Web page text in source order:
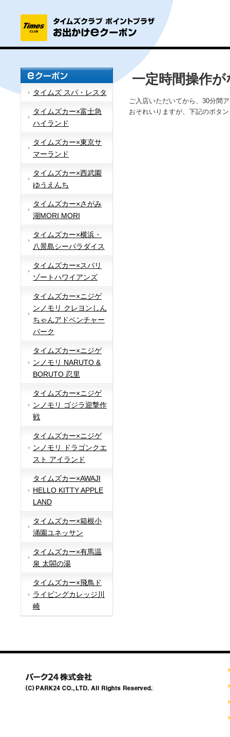
タイムズ スパ・レスタ
タイムズカー×富士急
ハイランド
タイムズカー×東京サ
マーランド
タイムズカー×西武園
ゆうえんち
タイムズカー×さがみ
湖MORI MORI
タイムズカー×横浜・
八景島シーパラダイス
タイムズカー×スパリ
ゾートハワイアンズ
タイムズカー×ニジゲ
ンノモリ クレヨンしん
ちゃんアドベンチャー
パーク
タイムズカー×ニジゲ
ンノモリ NARUTO &
BORUTO 忍里
タイムズカー×ニジゲ
ンノモリ ゴジラ迎撃作
戦
タイムズカー×ニジゲ
ンノモリ ドラゴンクエ
スト アイランド
タイムズカー×AWAJI
HELLO KITTY APPLE
LAND
タイムズカー×箱根小
涌園ユネッサン
タイムズカー×有馬温
泉 太閤の湯
タイムズカー×飛鳥ド
ライビングカレッジ川
崎
一定時間操作
ご入店いただいてから、30分間
おそれいりますが、下記のボタ